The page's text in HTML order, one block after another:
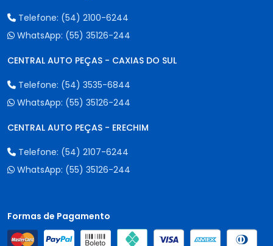
Telefone: (54) 2100-6244
WhatsApp: (55) 35126-244
CENTRAL AUTO PEÇAS - CAXIAS DO SUL
Telefone: (54) 3535-6844
WhatsApp: (55) 35126-244
CENTRAL AUTO PEÇAS - ERECHIM
Telefone: (54) 2107-6244
WhatsApp: (55) 35126-244
Formas de Pagamento